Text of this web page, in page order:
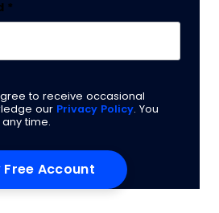
*
to receive occasional
our Privacy Policy. You
time.